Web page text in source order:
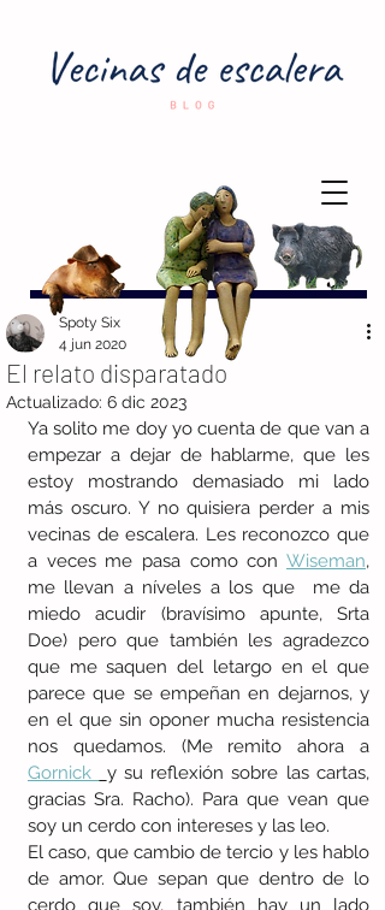
El relato disparatado
Spoty Six
4 jun 2020
Actualizado: 6 dic 2023
Ya solito me doy yo cuenta de que van a
empezar a dejar de hablarme, que les
estoy mostrando demasiado mi lado
más oscuro. Y no quisiera perder a mis
vecinas de escalera. Les reconozco que
a veces me pasa como con Wiseman,
me llevan a níveles a los que  me da
miedo acudir (bravísimo apunte, Srta
Doe) pero que también les agradezco
que me saquen del letargo en el que
parece que se empeñan en dejarnos, y
en el que sin oponer mucha resistencia
Gornick
y su reflexión sobre las cartas,
gracias Sra. Racho). Para que vean que
soy un cerdo con intereses y las leo.
El caso, que cambio de tercio y les hablo
de amor. Que sepan que dentro de lo
cerdo que soy, también hay un lado